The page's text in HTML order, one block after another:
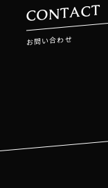
CONTACT
お問い合わせ